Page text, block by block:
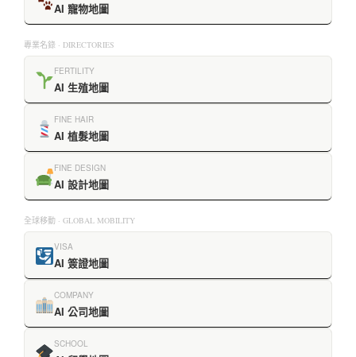
AI 寵物地圖
專業名錄 · DIRECTORIES
FERTILITY
AI 生殖地圖
FINE HAIR
AI 植髮地圖
FINE DESIGN
AI 設計地圖
全球移動 · GLOBAL MOBILITY
VISA
AI 簽證地圖
COMPANY
AI 公司地圖
SCHOOL